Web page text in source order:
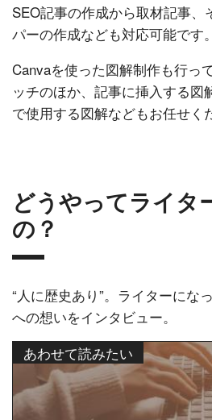
SEO記事の作成から取材記事、
パーの作成なども対応可能です。
Canvaを使った図解制作も行っ
ッチのほか、記事に挿入する図
で使用する図解などもお任せく
どうやってライタ
の？
“人に歴史あり”。ライターにな
への想いをインタビュー。
あわせて読みたい